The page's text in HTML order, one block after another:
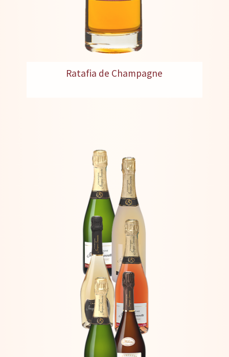
Ratafia de Champagne